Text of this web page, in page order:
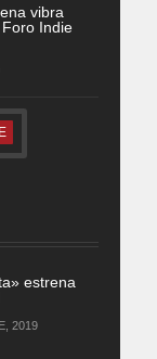
vibra
Indie
estrena
2019